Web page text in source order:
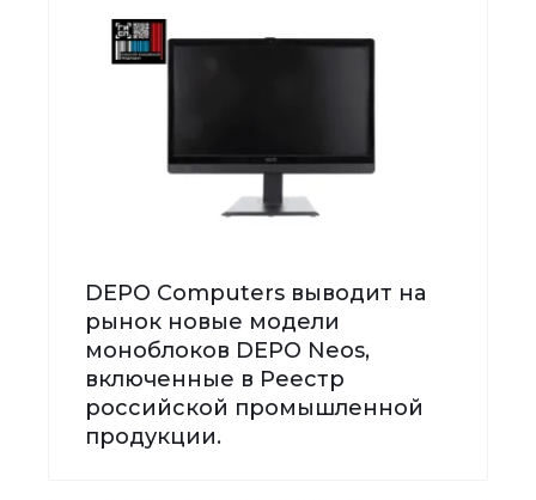
DEPO Computers выводит на
рынок новые модели
моноблоков DEPO Neos,
включенные в Реестр
российской промышленной
продукции.